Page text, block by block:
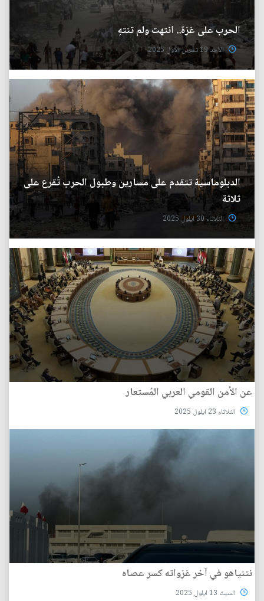
الحرب على غزة.. انتهت ولم تنتهِ
الأحد 19 تشرين الاول 2025
الدبلوماسية تتقدم على مسارين وطبول الحرب تُقرع على
ثلاثة
الثلاثاء 30 ايلول 2025
عن الأمن القومي العربي المُستعار
الثلاثاء 23 ايلول 2025
نتنياهو في آخر غزواته كسر عصاه
السبت 13 ايلول 2025